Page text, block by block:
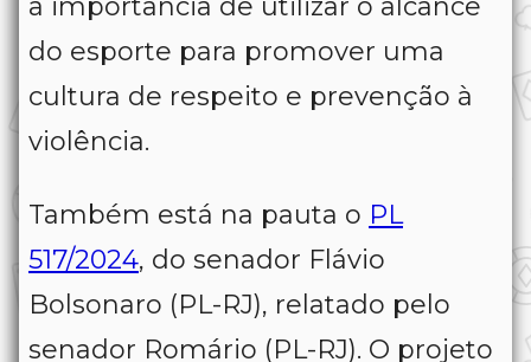
a importância de utilizar o alcance
do esporte para promover uma
cultura de respeito e prevenção à
violência.
Também está na pauta o PL
517/2024, do senador Flávio
Bolsonaro (PL-RJ), relatado pelo
senador Romário (PL-RJ). O projeto